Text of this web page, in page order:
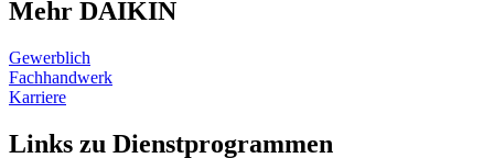
Mehr DAIKIN
Gewerblich
Fachhandwerk
Karriere
Links zu Dienstprogrammen